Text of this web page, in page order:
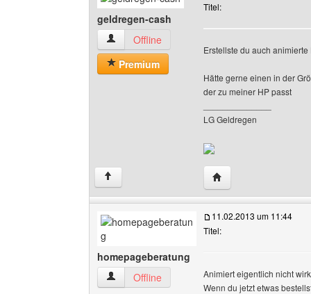
geldregen-cash
geldregen-cash Benutzer-Profile anzeigen
Offline
Premium
Titel:
Erstellste du auch
Hätte gerne einen in der
der zu meiner HP passt
LG Geldregen
↑ Website dieses
homepageberatung
homepageberatung Benutzer-Profile anzeigen
Offline
11.02.2013 um 11:44
Titel:
Animiert eigentlich nicht
Wenn du jetzt etwas